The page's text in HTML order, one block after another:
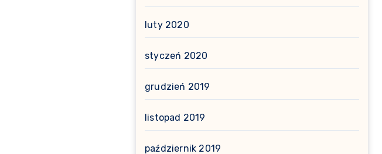
luty 2020
styczeń 2020
grudzień 2019
listopad 2019
październik 2019